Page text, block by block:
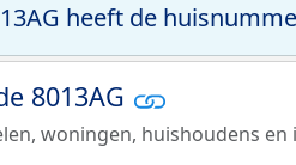
heeft de
8013AG
woningen, huishoudens en